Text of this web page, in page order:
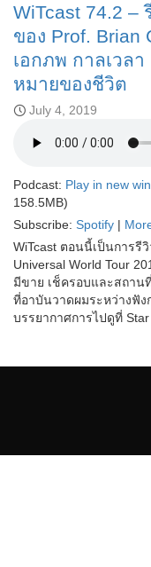
WiTcast 74.2 –
ของ Prof. Brian
เอกภพ กาลเวล
หมายของชีวิต
July 4, 2019
Podcast: Play in new
158.5MB)
Subscribe: Spotify |
WiTcast ตอนนี้เป็นการรี
Universal World Tour
มีขาย เช็ครอบและสถาน
ที่อาบันวาดผมระหว่างฟัง
บรรยากาศการไปดูที่